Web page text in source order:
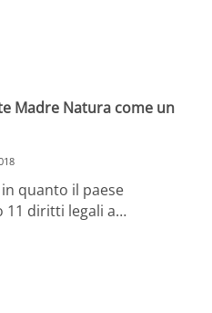
Madre Natura come un
quanto il paese
11 diritti legali a…